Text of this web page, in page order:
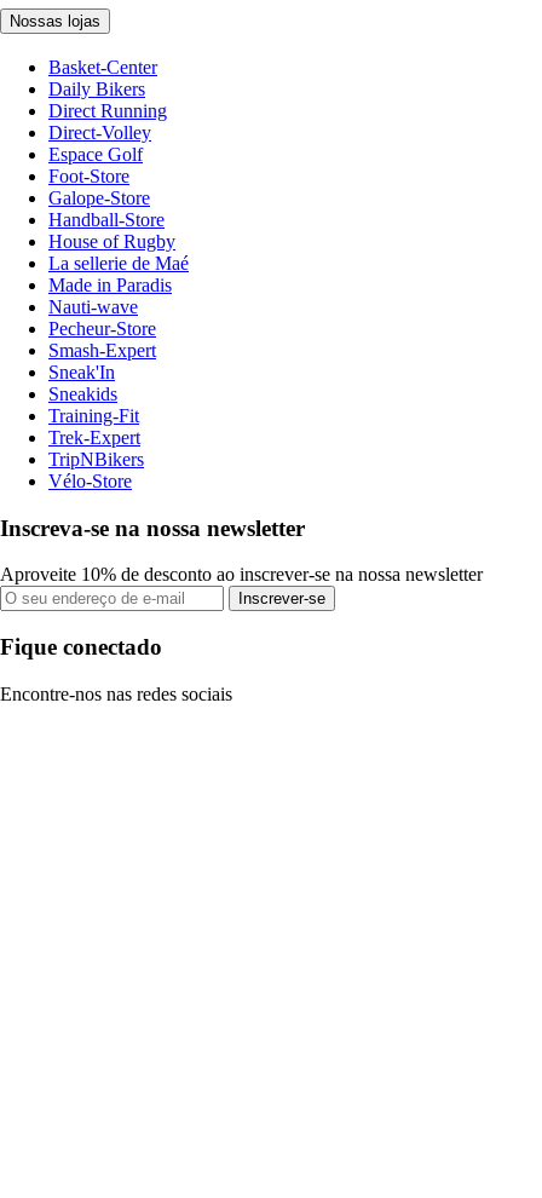
Nossas lojas
Basket-Center
Daily Bikers
Direct Running
Direct-Volley
Espace Golf
Foot-Store
Galope-Store
Handball-Store
House of Rugby
La sellerie de Maé
Made in Paradis
Nauti-wave
Pecheur-Store
Smash-Expert
Sneak'In
Sneakids
Training-Fit
Trek-Expert
TripNBikers
Vélo-Store
Inscreva-se na nossa newsletter
Aproveite 10% de desconto ao inscrever-se na nossa newsletter
Inscrever-se
Fique conectado
Encontre-nos nas redes sociais